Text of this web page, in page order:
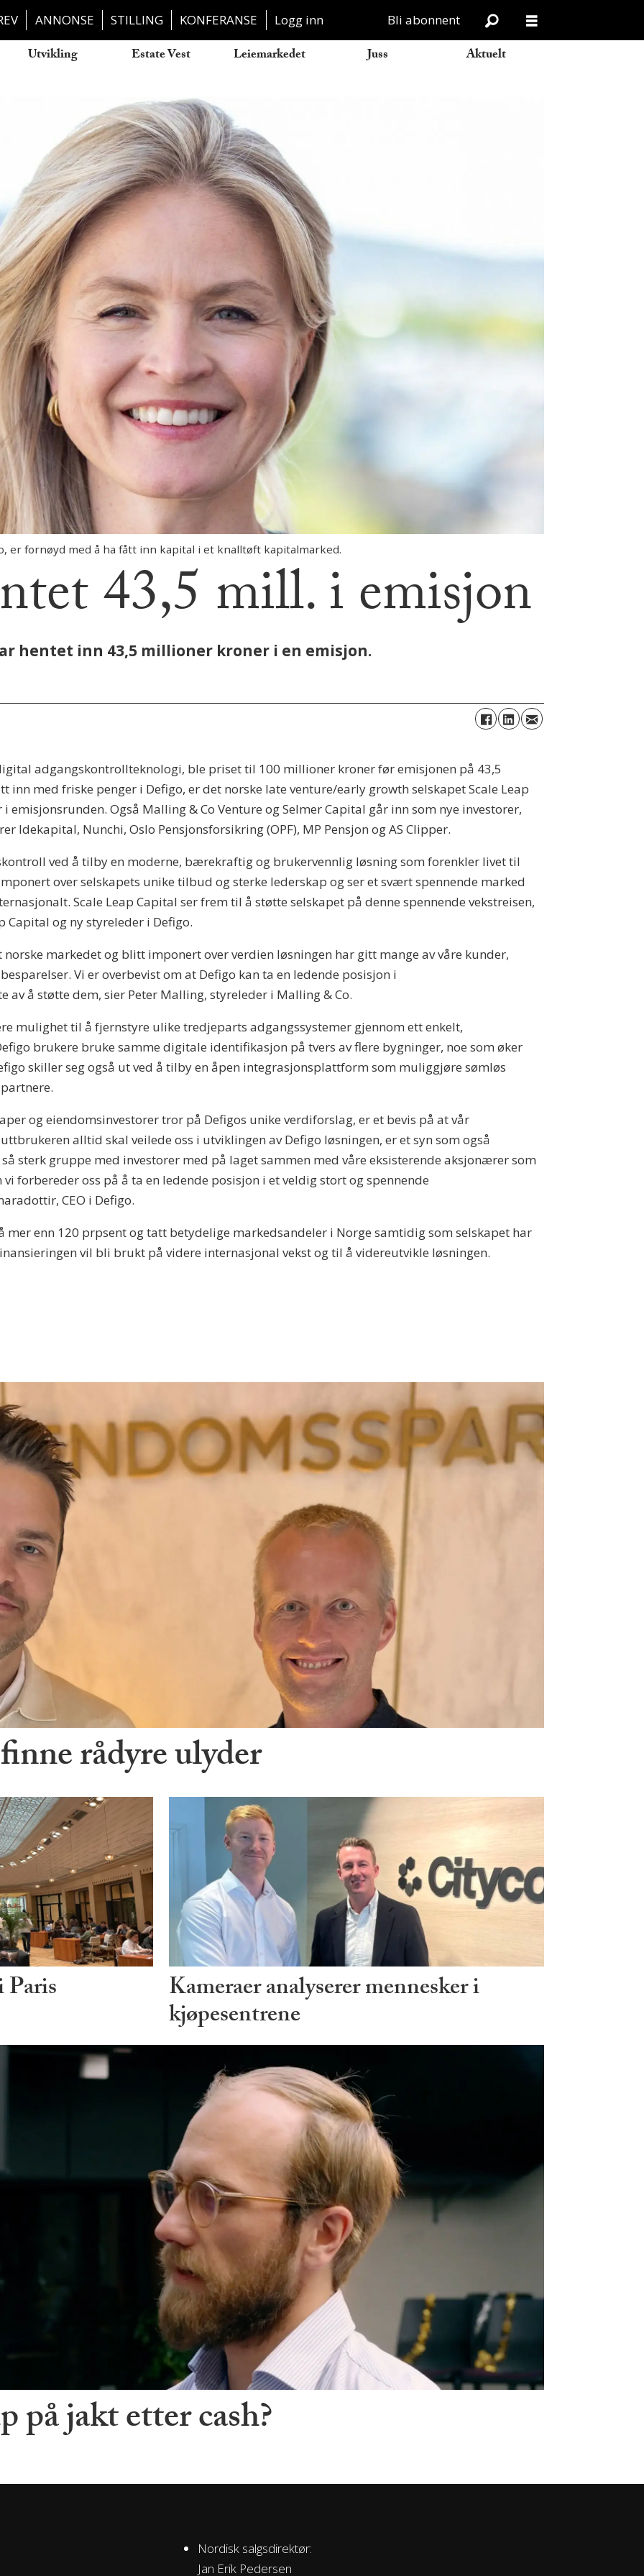
ANNONSE STILLING KONFERANSE Logg inn Bli abonnent
Utvikling Estate Vest Leiemarkedet Juss Aktuelt
er fornøyd med å ha fått inn kapital i et knalltøft kapitalmarked.
43,5 mill. i emisjon
hentet inn 43,5 millioner kroner i en emisjon.
adgangskontrollteknologi, ble priset til 100 millioner kroner før emisjonen på 43,5
inn med friske penger i Defigo, er det norske late venture/early growth selskapet Scale Leap
emisjonsrunden. Også Malling & Co Venture og Selmer Capital går inn som nye investorer,
Idekapital, Nunchi, Oslo Pensjonsforsikring (OPF), MP Pensjon og AS Clipper.
ved å tilby en moderne, bærekraftig og brukervennlig løsning som forenkler livet til
over selskapets unike tilbud og sterke lederskap og ser et svært spennende marked
Scale Leap Capital ser frem til å støtte selskapet på denne spennende vekstreisen,
Capital og ny styreleder i Defigo.
markedet og blitt imponert over verdien løsningen har gitt mange av våre kunder,
Vi er overbevist om at Defigo kan ta en ledende posisjon i
av å støtte dem, sier Peter Malling, styreleder i Malling & Co.
mulighet til å fjernstyre ulike tredjeparts adgangssystemer gjennom ett enkelt,
brukere bruke samme digitale identifikasjon på tvers av flere bygninger, noe som øker
skiller seg også ut ved å tilby en åpen integrasjonsplattform som muliggjøre sømløs
og eiendomsinvestorer tror på Defigos unike verdiforslag, er et bevis på at vår
alltid skal veilede oss i utviklingen av Defigo løsningen, er et syn som også
sterk gruppe med investorer med på laget sammen med våre eksisterende aksjonærer som
forbereder oss på å ta en ledende posisjon i et veldig stort og spennende
CEO i Defigo.
mer enn 120 prpsent og tatt betydelige markedsandeler i Norge samtidig som selskapet har
vil bli brukt på videre internasjonal vekst og til å videreutvikle løsningen.
rådyre ulyder
Kameraer analyserer mennesker i
kjøpesentrene
på jakt etter cash?
Nordisk salgsdirektør:
Jan Erik Pedersen